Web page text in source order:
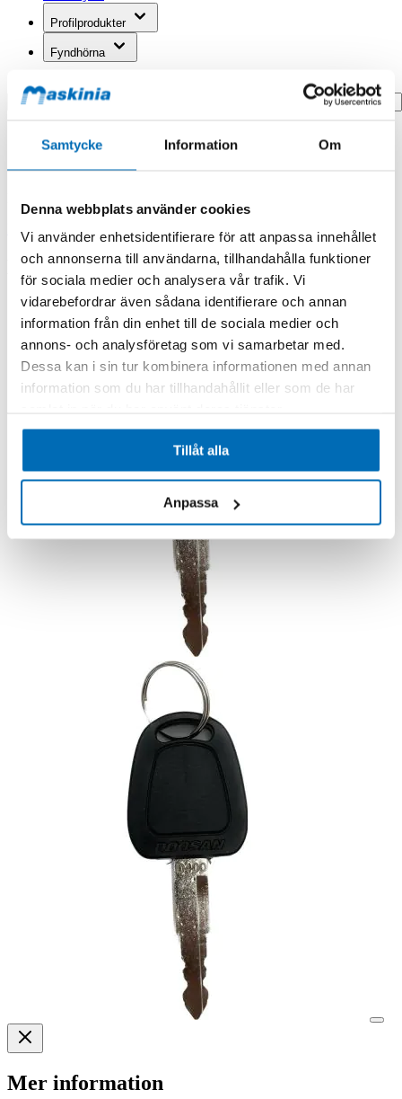
Samtycke Information Om
Denna webbplats använder cookies
Vi använder enhetsidentifierare för att anpassa innehållet
och annonserna till användarna, tillhandahålla funktioner
för sociala medier och analysera vår trafik. Vi
vidarebefordrar även sådana identifierare och annan
information från din enhet till de sociala medier och
annons- och analysföretag som vi samarbetar med.
Dessa kan i sin tur kombinera informationen med annan
information som du har tillhandahållit eller som de har
Tillåt alla
Anpassa
Profilprodukter
Fyndhörna
Search
Hem
Nyckel D400
Nycklar
Doosan/Develon
Nyckel D400
Mer information